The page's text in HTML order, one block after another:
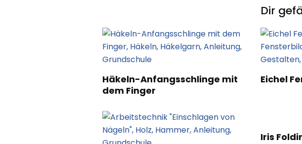
Dir
Häkeln-Anfangsschlinge mit
dem Finger
Eichel
Iris